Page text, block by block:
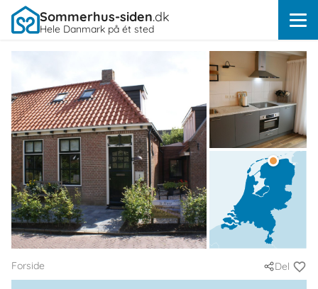
Sommerhus-siden.dk
Hele Danmark på ét sted
Forside Del